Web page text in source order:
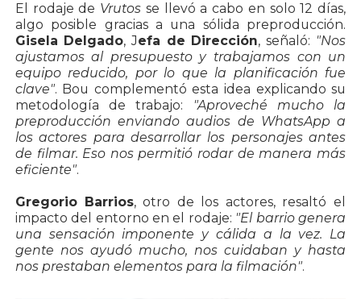
El rodaje de Vrutos se llevó a cabo en solo 12 días,
algo posible gracias a una sólida preproducción.
Gisela Delgado, Jefa de Dirección, señaló: "Nos
ajustamos al presupuesto y trabajamos con un
equipo reducido, por lo que la planificación fue
clave". Bou complementó esta idea explicando su
metodología de trabajo: "Aproveché mucho la
preproducción enviando audios de WhatsApp a
los actores para desarrollar los personajes antes
de filmar. Eso nos permitió rodar de manera más
eficiente".
Gregorio Barrios, otro de los actores, resaltó el
impacto del entorno en el rodaje: "El barrio genera
una sensación imponente y cálida a la vez. La
gente nos ayudó mucho, nos cuidaban y hasta
nos prestaban elementos para la filmación".